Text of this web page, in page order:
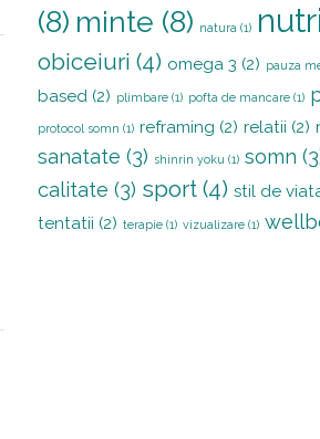
(8) minte (8) natura (1)
obiceiuri (4) omega 3 (2) pauza
based (2) plimbare (1) pofta de mancare (1)
protocol somn (1) reframing (2) relatii (2)
sanatate (3) shinrin yoku (1) somn
calitate (3) sport (4) stil de
tentatii (2) terapie (1) vizualizare (1)